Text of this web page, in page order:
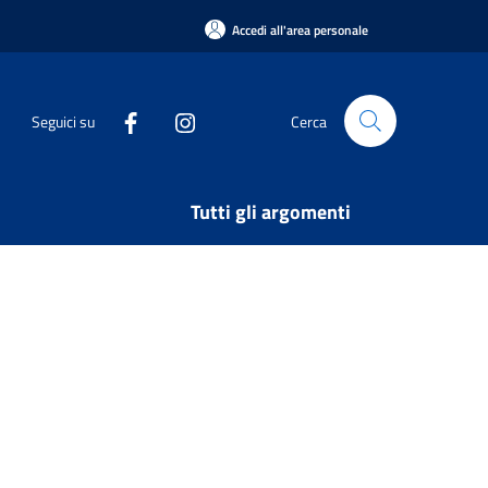
Accedi all'area personale
Seguici su Cerca
Tutti gli argomenti